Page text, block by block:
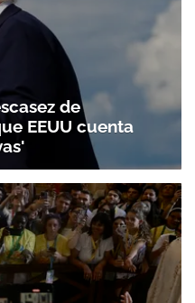
de
EEUU cuenta